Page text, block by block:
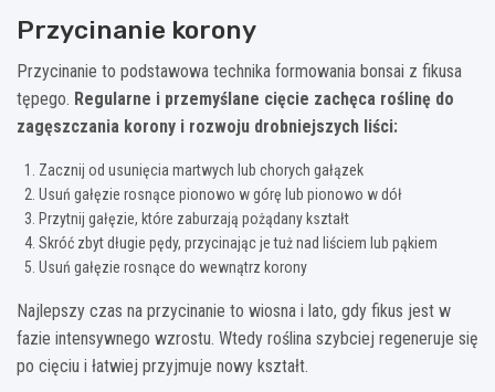
Przycinanie korony
Przycinanie to podstawowa technika formowania bonsai z fikusa
tępego. Regularne i przemyślane cięcie zachęca roślinę do
zagęszczania korony i rozwoju drobniejszych liści:
Zacznij od usunięcia martwych lub chorych gałązek
Usuń gałęzie rosnące pionowo w górę lub pionowo w dół
Przytnij gałęzie, które zaburzają pożądany kształt
Skróć zbyt długie pędy, przycinając je tuż nad liściem lub pąkiem
Usuń gałęzie rosnące do wewnątrz korony
Najlepszy czas na przycinanie to wiosna i lato, gdy fikus jest w
fazie intensywnego wzrostu. Wtedy roślina szybciej regeneruje się
po cięciu i łatwiej przyjmuje nowy kształt.